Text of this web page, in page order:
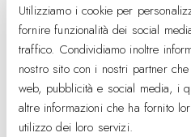
Utilizziamo i cookie per
fornire funzionalità dei social
traffico. Condividiamo inoltre
nostro sito con i nostri partner
web, pubblicità e social media, i
altre informazioni che ha fornito
utilizzo dei loro servizi.